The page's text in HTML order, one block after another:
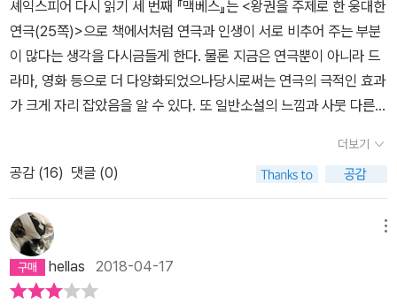
녀 3이 ˝뱅코˝에 대해 예언한 내용(왕을 낳을 분이시다.) 역시 믿게
된다. 하지만 그의 동료 ˝뱅코˝는 마녀의 예언에 대해 믿지말라고 ˝맥
버스˝에게 충고한다. [어둠의 수족들은 우리를 해치려고 가끔씩 우리
에게 진실을 말하고 소소한 정직으로 우리를 유인한 중대한 결말에서
위해 기다리기 보다는 실행을 택하며, 덩컨왕을 죽이는 것을 시작으
로 피의 숙청을 단행한다. 이 과정에서 ˝맥버스˝는 다소 주저하지만,
그 유명한 ˝맥버스 부인˝은 남편의 왕권 탈취를 부추긴다. [운에 따라
왕 될거면, 글쎄. 운에 따라 관을 쓰게 되겠지. 올 테면 오라지.날이 암
만 험악해도 세월은 흐른다.] P.26결국 왕이 된 ˝맥버스˝는 과연 왕
권을 유지할 수 있을까? 마녀들의 예언처럼 ˝뱅코˝의 자식은 왕이 될
것인가? 운명은 정해지는 걸까? 만들어가는 걸까? 어떠한 방식이든
셰익스피어 다시 읽기 세 번째 『맥베스』는 <왕권을 주제로 한 웅대한
연극(25쪽)>으로 책에서처럼 연극과 인생이 서로 비추어 주는 부분
이 많다는 생각을 다시금들게 한다. 물론 지금은 연극뿐이 아니라 드
라마, 영화 등으로 더 다양화되었으나당시로써는 연극의 극적인 효과
가 크게 자리 잡았음을 알 수 있다. 또 일반소설의 느낌과 사뭇 다른
인간의 마음에서 도사리는 욕망을 여지없이 보여주는데 결국 그 욕망
이 끓어올라 곪아 터지는 과정과 몰락하는 이야기가 핵심이다. 과연
몰락이라고 할 수 있을지나 모르겠다. 그보다 어쩌면 인생의 덧없음
이라고 해야 맞을지도 모른다. 이미 셰익스피어의 다른 작품에서도
볼 수 있는 욕망에 찬 인간군상의 모습과 겹쳐지나 다른 점이 있다. 우
리가 매순간 갈등하듯 맥베스도 끝없이 갈등 한다는 사실이다. 빛이
더보기
공감 (16) 댓글 (0)
hellas 2018-04-17